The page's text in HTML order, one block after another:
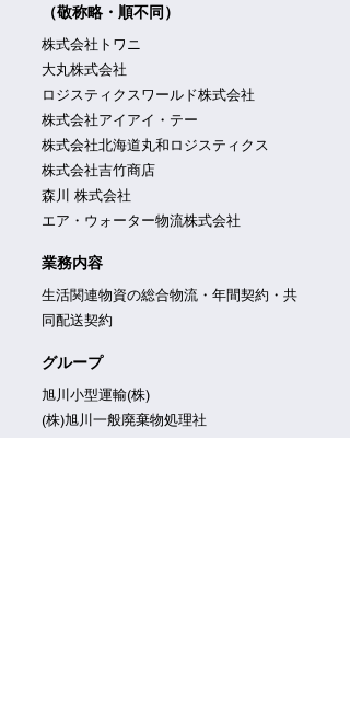
（敬称略・順不同）
株式会社トワニ
大丸株式会社
ロジスティクスワールド株式会社
株式会社アイアイ・テー
株式会社北海道丸和ロジスティクス
株式会社吉竹商店
森川 株式会社
エア・ウォーター物流株式会社
業務内容
生活関連物資の総合物流・年間契約・共
同配送契約
グループ
旭川小型運輸(株)
(株)旭川一般廃棄物処理社